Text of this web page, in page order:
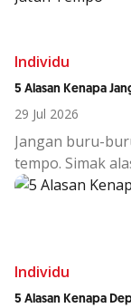
Individu
5 Alasan Kenapa
29 Jul 2026
Jangan buru-
tempo. Simak
investasi tetap
Individu
5 Alasan Kenapa